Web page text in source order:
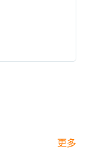
更多